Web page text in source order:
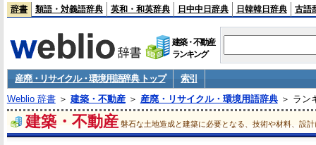
辞書 類語・対義語辞典 英和・和英辞典 日中中日辞典 日韓韓日辞典 古語
建築・不動産
ランキング
産廃・リサイクル・環境用語辞典 トップ
索引
Weblio 辞書＞ 建築・不動産＞ 産廃・リサイクル・環境用語辞典＞ ラン
建築・不動産 磐石な土地造成と建築に必要となる、技術や材料、設